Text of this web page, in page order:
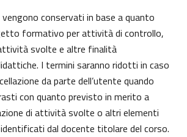
conservati in base a quanto
formativo per attività di controllo,
svolte e altre finalità
I termini saranno ridotti in caso
da parte dell’utente quando
con quanto previsto in merito a
di attività svolte o altri elementi
dal docente titolare del corso.